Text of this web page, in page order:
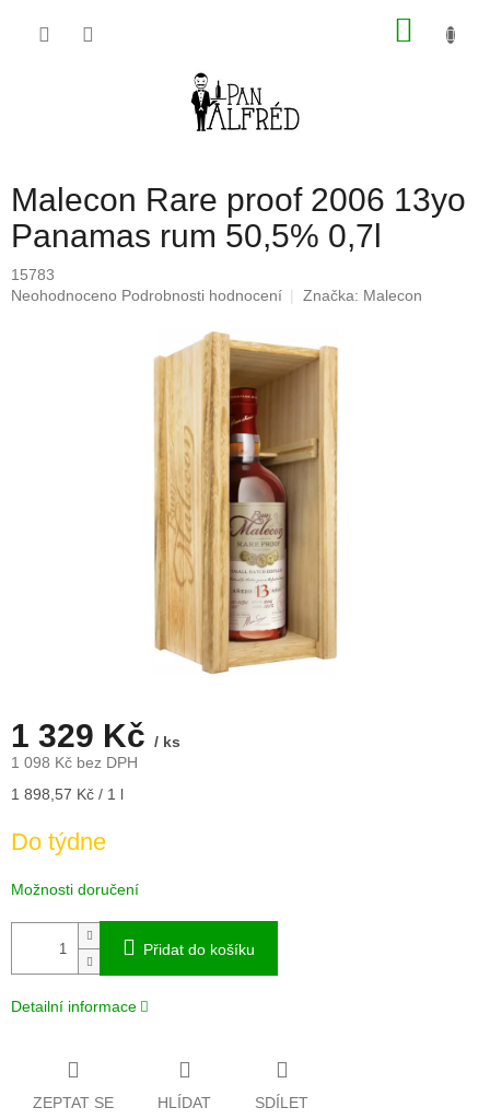
Malecon Rare proof 2006 13yo
Panamas rum 50,5% 0,7l
15783
Průměrné
Neohodnoceno Podrobnosti hodnocení Značka: Malecon
1 329 Kč / ks
1 098 Kč bez DPH
Měrná
1 898,57 Kč / 1 l
Do týdne
Možnosti doručení
Přidat do košíku
Detailní informace
ZEPTAT SE HLÍDAT SDÍLET